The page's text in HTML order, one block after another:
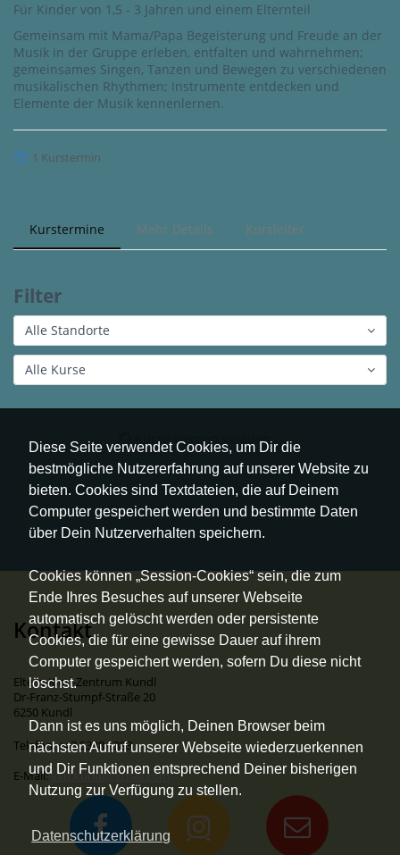
Diese Seite verwendet Cookies, um Dir die
bestmögliche Nutzererfahrung auf unserer Website zu
bieten. Cookies sind Textdateien, die auf Deinem
Computer gespeichert werden und bestimmte Daten
über Dein Nutzerverhalten speichern.
Cookies können „Session-Cookies“ sein, die zum
Ende Ihres Besuches auf unserer Webseite
automatisch gelöscht werden oder persistente
Cookies, die für eine gewisse Dauer auf ihrem
Computer gespeichert werden, sofern Du diese nicht
löschst.
Dann ist es uns möglich, Deinen Browser beim
nächsten Aufruf unserer Webseite wiederzuerkennen
und Dir Funktionen entsprechend Deiner bisherigen
Nutzung zur Verfügung zu stellen.
Datenschutzerklärung
Für Kinder von 1,5 - 3 Jahren und einem Elternteil
Gemeinsam mit Mama/Papa Begeisterung und Freude an der
Musik in der Gruppe erleben, entfalten und wahrnehmen;
gemeinsames Singen, Tanzen und Bewegen zu verschiedenen
musikalischen Rhythmen; Instrumente entdecken und
Elemente der Musik kennenlernen.
1 Kurstermin
Kurstermine Mehr Details Kursleiter
Filter
Alle Standorte
Alle Kurse
Kurse werden geladen...
steuerfrei
Kontakt
Eltern-Kind-Zentrum Kundl
Dr-Franz-Stumpf-Straße 20
6250 Kundl
Telefon: +43 5338 6383
E-Mail:ekiz.kundl@gmail.com